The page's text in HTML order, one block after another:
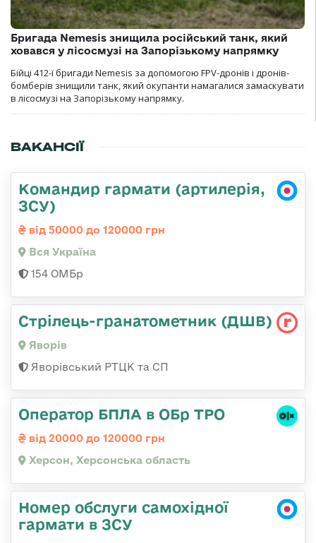
Бригада Nemesis знищила російський танк, який
ховався у лісосмузі на Запорізькому напрямку
Бійці 412-ї бригади Nemesis за допомогою FPV-дронів і дронів-
бомберів знищили танк, який окупанти намагалися замаскувати
в лісосмузі на Запорізькому напрямку.
ВАКАНСІЇ
Командир гармати (артилерія,
ЗСУ)
від 50000 до 120000 грн
Вся Україна
154 ОМБр
Стрілець-гранатометник (ДШВ)
Яворів
Яворівський РТЦК та СП
Оператор БПЛА в ОБр ТРО
від 20000 до 120000 грн
Херсон, Херсонська область
Номер обслуги самохідної
гармати в ЗСУ